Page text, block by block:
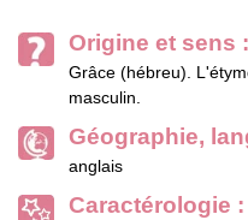
Origine et sens :
Grâce (hébreu).
masculin.
Géographie,
anglais
Caractérologie :